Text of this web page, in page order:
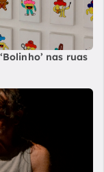
nas ruas